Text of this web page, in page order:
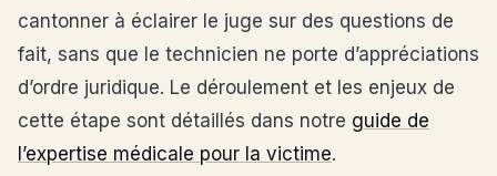
cantonner à éclairer le juge sur des questions de
fait, sans que le technicien ne porte d’appréciations
d’ordre juridique. Le déroulement et les enjeux de
cette étape sont détaillés dans notre guide de
l’expertise médicale pour la victime.